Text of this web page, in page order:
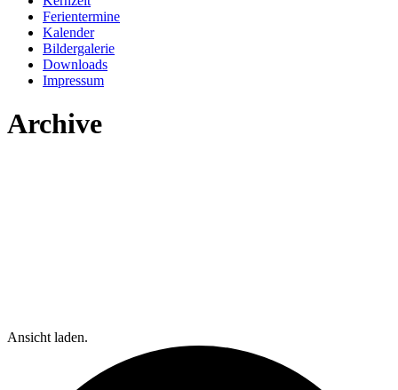
Ferientermine
Kalender
Bildergalerie
Downloads
Impressum
Archive
Ansicht laden.